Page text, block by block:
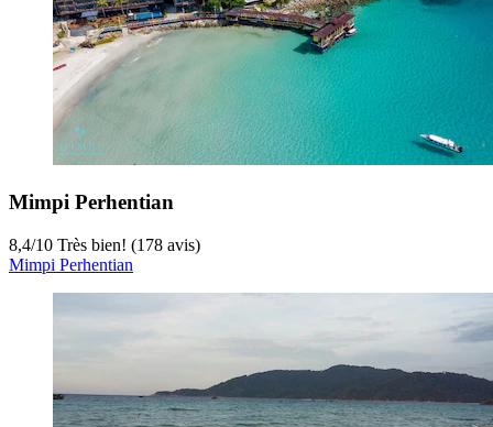
Mimpi Perhentian
8,4/10 Très bien! (178 avis)
Mimpi Perhentian